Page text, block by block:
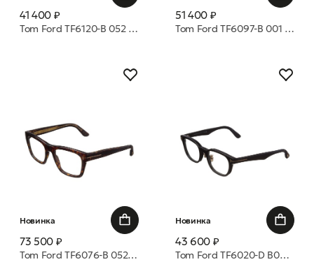
41 400 ₽
Tom Ford TF6120-B 052 52 оправа
51 400 ₽
Tom Ford TF6097-B 001 53 оправа
Новинка
73 500 ₽
Tom Ford TF6076-B 052 52 оправа
Новинка
43 600 ₽
Tom Ford TF6020-D B001 49 оправа